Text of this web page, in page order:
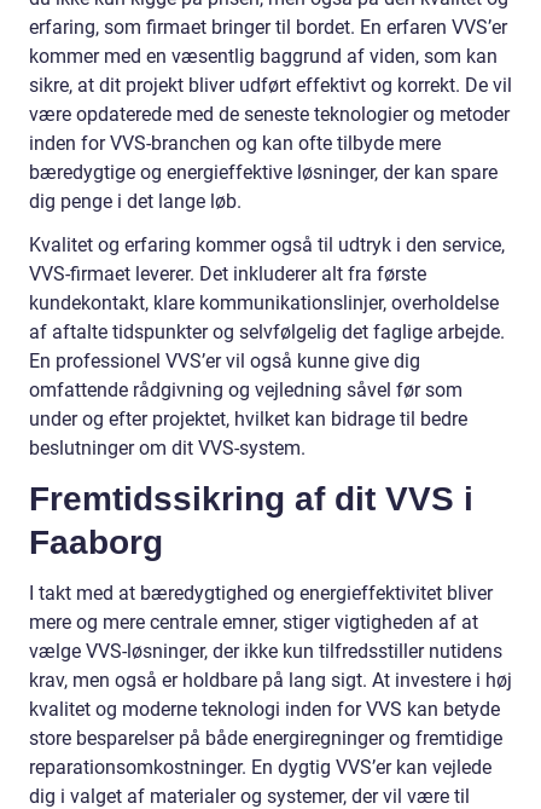
erfaring, som firmaet bringer til bordet. En erfaren VVS’er
kommer med en væsentlig baggrund af viden, som kan
sikre, at dit projekt bliver udført effektivt og korrekt. De vil
være opdaterede med de seneste teknologier og metoder
inden for VVS-branchen og kan ofte tilbyde mere
bæredygtige og energieffektive løsninger, der kan spare
dig penge i det lange løb.
Kvalitet og erfaring kommer også til udtryk i den service,
VVS-firmaet leverer. Det inkluderer alt fra første
kundekontakt, klare kommunikationslinjer, overholdelse
af aftalte tidspunkter og selvfølgelig det faglige arbejde.
En professionel VVS’er vil også kunne give dig
omfattende rådgivning og vejledning såvel før som
under og efter projektet, hvilket kan bidrage til bedre
beslutninger om dit VVS-system.
Fremtidssikring af dit VVS i
Faaborg
I takt med at bæredygtighed og energieffektivitet bliver
mere og mere centrale emner, stiger vigtigheden af at
vælge VVS-løsninger, der ikke kun tilfredsstiller nutidens
krav, men også er holdbare på lang sigt. At investere i høj
kvalitet og moderne teknologi inden for VVS kan betyde
store besparelser på både energiregninger og fremtidige
reparationsomkostninger. En dygtig VVS’er kan vejlede
dig i valget af materialer og systemer, der vil være til